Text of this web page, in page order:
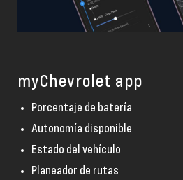
myChevrolet app
Porcentaje de batería
Autonomía disponible
Estado del vehículo
Planeador de rutas